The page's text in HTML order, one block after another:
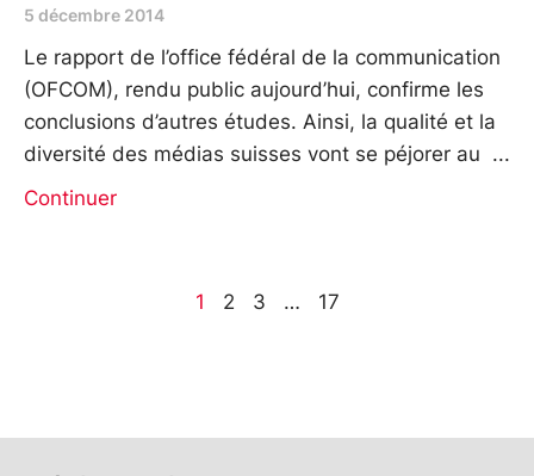
5 décembre 2014
Le rapport de l’office fédéral de la communication
(OFCOM), rendu public aujourd’hui, confirme les
conclusions d’autres études. Ainsi, la qualité et la
diversité des médias suisses vont se péjorer au
Continuer
1 2 3 … 17